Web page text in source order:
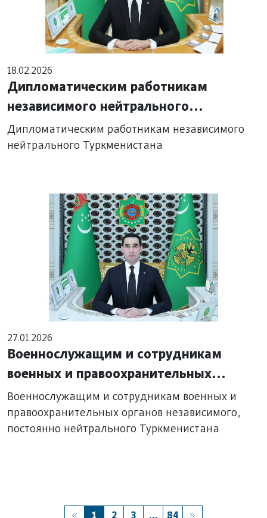
18.02.2026
Дипломатическим работникам
независимого нейтрального
Туркменистана
Дипломатическим работникам независимого
нейтрального Туркменистана
27.01.2026
Военнослужащим и сотрудникам
военных и правоохранительных
органов независимого, постоянно
нейтрального Туркменистана
Военнослужащим и сотрудникам военных и
правоохранительных органов независимого,
постоянно нейтрального Туркменистана
1 2 3 ... 84